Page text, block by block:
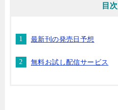
目次
最新刊の発売日予想
無料お試し配信サービス